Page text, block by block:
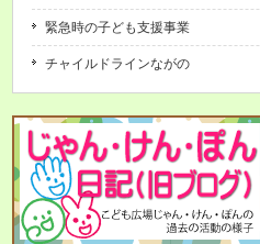
緊急時の子ども支援事業
チャイルドラインながの